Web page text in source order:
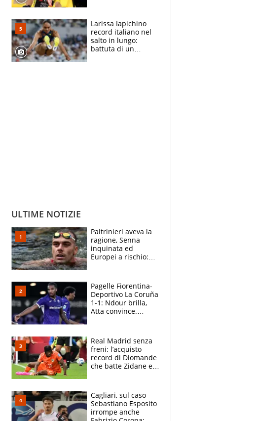
rischio da evitare
Larissa Iapichino
record italiano nel
salto in lungo:
battuta di un
ULTIME NOTIZIE
Paltrinieri aveva la
ragione, Senna
inquinata ed
Europei a rischio:
adesso
Pagelle Fiorentina-
Deportivo La Coruña
1-1: Ndour brilla,
Atta convince.
Real Madrid senza
freni: l’acquisto
record di Diomande
che batte Zidane e
Cagliari, sul caso
Sebastiano Esposito
irrompe anche